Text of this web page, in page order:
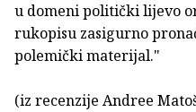
u domeni politički lijevo
rukopisu zasigurno
polemički materijal."
(iz recenzije Andree